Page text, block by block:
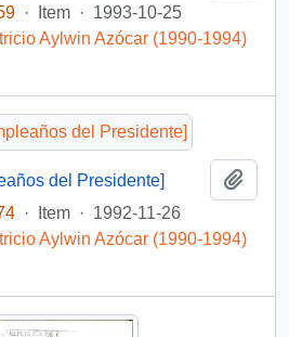
· Item · 1993-10-25
Aylwin Azócar (1990-1994)
del Presidente]
· Item · 1992-11-26
Aylwin Azócar (1990-1994)